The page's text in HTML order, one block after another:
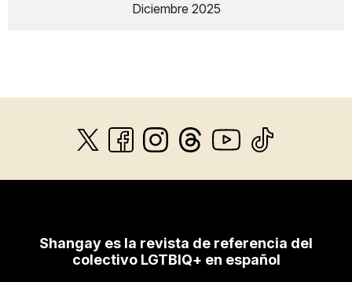
Diciembre 2025
Shangay es la revista de referencia del
colectivo LGTBIQ+ en español